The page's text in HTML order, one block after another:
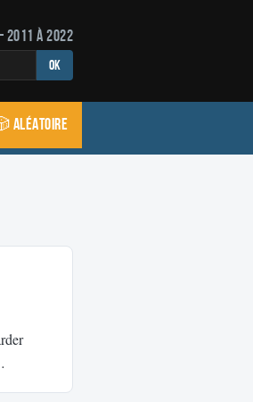
à 2022
OK
Aléatoire